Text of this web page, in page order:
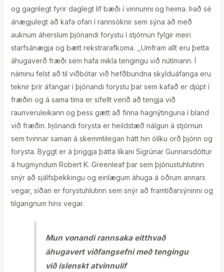
og gagnlegt fyrir daglegt líf bæði í vinnunni og heima. Það sé
ánægjulegt að kafa ofan í rannsóknir sem sýna að með
auknum áherslum þjónandi forystu í stjórnun fylgir meiri
starfsánægja og bætt rekstrarafkoma. ,,Umfram allt eru þetta
áhugaverð fræði sem hafa mikla tengingu við nútímann. Í
náminu felst að til viðbótar við hefðbundna skylduáfanga eru
teknir þrír áfangar í þjónandi forystu þar sem kafað er djúpt í
fræðin og á sama tíma er sífellt verið að tengja við
raunveruleikann og þess gætt að finna hagnýtinguna í bland
við fræðin. Þjónandi forysta er heildstæð nálgun á stjórnun
sem tvinnar saman á skemmtilegan hátt hin ólíku orð þjónn og
forysta. Byggt er á þriggja þátta líkani Sigrúnar Gunnarsdóttur
á hugmyndum Robert K. Greenleaf þar sem þjónustuhlutinn
snýr að sjálfsþekkingu og einlægum áhuga á öðrum annars
vegar, síðan er forystuhlutinn sem snýr að framtíðarsýninni og
tilgangnum hins vegar.
Mun vonandi rannsaka eitthvað
áhugavert viðfangsefni með tengingu
við íslenskt atvinnulíf